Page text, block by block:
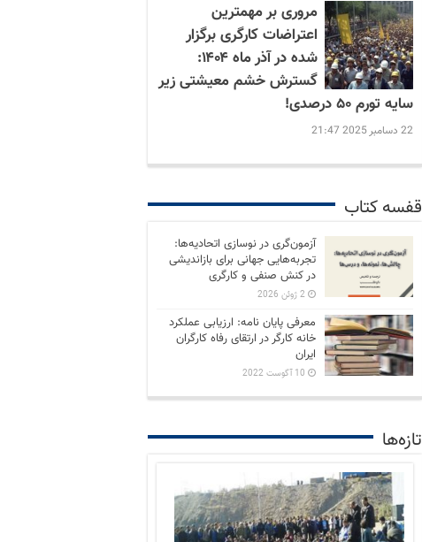
مروری بر مهمترین
اعتراضات کارگری برگزار
شده در آذر ماه ۱۴۰۴:
گسترش خشم معیشتی زیر
سایه تورم ۵۰ درصدی!
22 دسامبر 2025 21:47
قفسه کتاب
آزمون‌گری در نوسازی اتحادیه‌ها:
تجربه‌هایی جهانی برای بازاندیشی
در کنش صنفی و کارگری
2 ژوئن 2026
معرفی پایان نامه: ارزیابی عملکرد
خانه کارگر در ارتقای رفاه کارگران
ایران
10 آگوست 2022
تازه‌ها